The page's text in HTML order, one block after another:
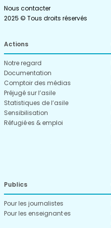
Nous contacter
2025 © Tous droits réservés
Actions
Notre regard
Documentation
Comptoir des médias
Préjugé sur l’asile
Statistiques de l’asile
Sensibilisation
Réfugié·es & emploi
Publics
Pour les journalistes
Pour les enseignant·es